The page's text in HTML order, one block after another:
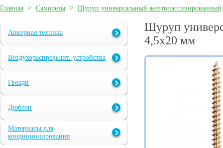
Главная > Саморезы > Шуруп универсальный желтопассивированный
Анкерная техника
Воздухораспределит. устройства
Гвозди
Дюбели
Материалы для
кондиционирования
Шуруп
4,5х20 мм